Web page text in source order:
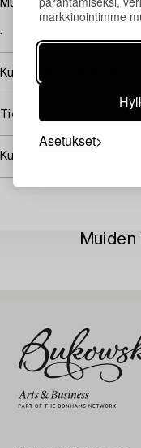
markkinointimme
Asetukset
Muut tiedot
.
Kuuluu
Tietoa ostamisesta
Kuvan käyttöoikeudet